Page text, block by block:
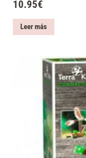
10.95€
Leer más